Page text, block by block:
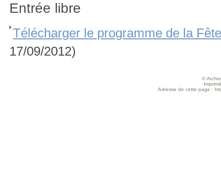
Entrée libre
Télécharger le programme de la
17/09/2012)
©
Adresse de cette page :